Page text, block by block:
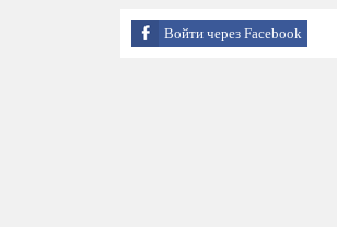
Войти через Facebook